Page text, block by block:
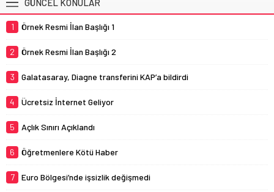
GÜNCEL KONULAR
1 Örnek Resmi İlan Başlığı 1
2 Örnek Resmi İlan Başlığı 2
3 Galatasaray, Diagne transferini KAP’a bildirdi
4 Ücretsiz İnternet Geliyor
5 Açlık Sınırı Açıklandı
6 Öğretmenlere Kötü Haber
7 Euro Bölgesi’nde işsizlik değişmedi